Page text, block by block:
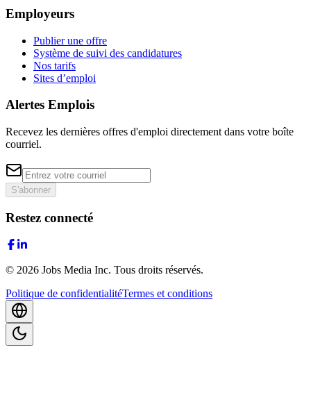
Employeurs
Publier une offre
Système de suivi des candidatures
Nos tarifs
Sites d’emploi
Alertes Emplois
Recevez les dernières offres d'emploi directement dans votre boîte
courriel.
S'abonner
Restez connecté
© 2026 Jobs Media Inc. Tous droits réservés.
Politique de confidentialitéTermes et conditions